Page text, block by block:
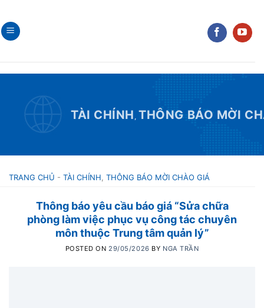
to
content
TÀI CHÍNH , THÔNG BÁO MỜI
TRANG CHỦ - TÀI CHÍNH THÔNG BÁO MỜI CHÀO GIÁ
Thông báo yêu cầu báo giá “Sửa chữa
phòng làm việc phục vụ công tác chuyên
môn thuộc Trung tâm quản lý”
POSTED ON29/05/2026 BY NGA TRẦN